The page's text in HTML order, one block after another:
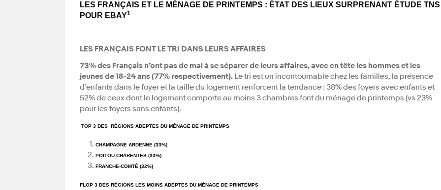
LES FRANÇAIS ET LE MÉNAGE DE PRINTEMPS : ÉTAT DES LIEUX SURPRENANT ÉTUDE TNS
POUR EBAY1
LES FRANÇAIS FONT LE TRI DANS LEURS AFFAIRES
73% des Français n’ont pas de mal à se séparer de leurs affaires,avec en tête les hommes et les
jeunes de 18-24 ans (77% respectivement). Le tri est un incontournable chez les familles, la présence
d’enfants dans le foyer et la taille du logement renforcent la tendance : 38% des foyers avec enfants et
52% de ceux dont le logement comporte au moins 3 chambres font du ménage de printemps (vs 23%
pour les foyers sans enfants).
TOP 3 DES RÉGIONS ADEPTES DU MÉNAGE DE PRINTEMPS
CHAMPAGNE ARDENNE (33%)
POITOU-CHARENTES (33%)
FRANCHE-COMTÉ (32%)
FLOP 3 DES RÉGIONS LES MOINS ADEPTES DU MÉNAGE DE PRINTEMPS